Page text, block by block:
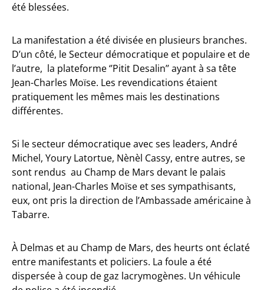
été blessées.
La manifestation a été divisée en plusieurs branches.
D’un côté, le Secteur démocratique et populaire et de
l’autre, la plateforme ‘’Pitit Desalin’’ ayant à sa tête
Jean-Charles Moïse. Les revendications étaient
pratiquement les mêmes mais les destinations
différentes.
Si le secteur démocratique avec ses leaders, André
Michel, Youry Latortue, Nènèl Cassy, entre autres, se
sont rendus au Champ de Mars devant le palais
national, Jean-Charles Moïse et ses sympathisants,
eux, ont pris la direction de l’Ambassade américaine à
Tabarre.
À Delmas et au Champ de Mars, des heurts ont éclaté
entre manifestants et policiers. La foule a été
dispersée à coup de gaz lacrymogènes. Un véhicule